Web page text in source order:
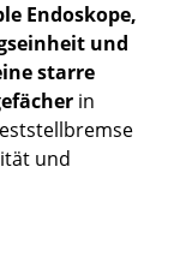
Endoskope,
und
starre
in
und